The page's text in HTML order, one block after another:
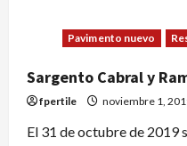
Pavimento nuevo
Sargento Cabral y
fpertile noviembre 1,
El 31 de octubre de 2019